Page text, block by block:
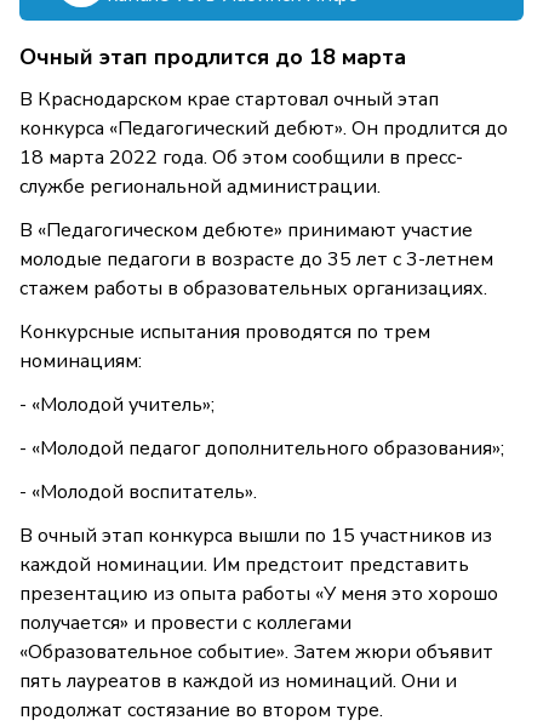
Очный этап продлится до 18 марта
В Краснодарском крае стартовал очный этап
конкурса «Педагогический дебют». Он продлится до
18 марта 2022 года. Об этом сообщили в пресс-
службе региональной администрации.
В «Педагогическом дебюте» принимают участие
молодые педагоги в возрасте до 35 лет с 3-летнем
стажем работы в образовательных организациях.
Конкурсные испытания проводятся по трем
номинациям:
- «Молодой учитель»;
- «Молодой педагог дополнительного образования»;
- «Молодой воспитатель».
В очный этап конкурса вышли по 15 участников из
каждой номинации. Им предстоит представить
презентацию из опыта работы «У меня это хорошо
получается» и провести с коллегами
«Образовательное событие». Затем жюри объявит
пять лауреатов в каждой из номинаций. Они и
продолжат состязание во втором туре.